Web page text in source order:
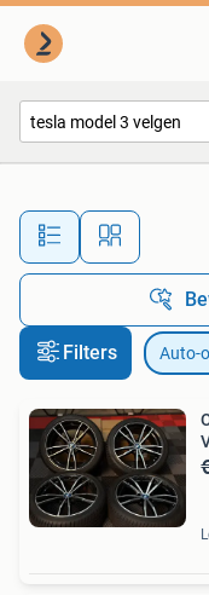
Filters Auto-